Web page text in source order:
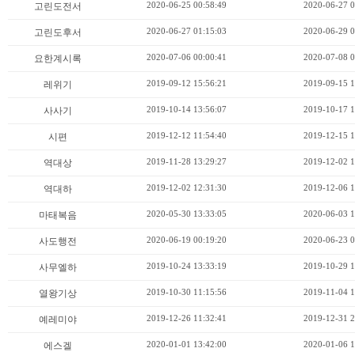
고린도전서 2020-06-25 00:58:49 2020-06-27
고린도후서 2020-06-27 01:15:03 2020-06-29
요한계시록 2020-07-06 00:00:41 2020-07-08
레위기 2019-09-12 15:56:21 2019-09-15
사사기 2019-10-14 13:56:07 2019-10-17
시편 2019-12-12 11:54:40 2019-12-15
역대상 2019-11-28 13:29:27 2019-12-02
역대하 2019-12-02 12:31:30 2019-12-06
마태복음 2020-05-30 13:33:05 2020-06-03
사도행전 2020-06-19 00:19:20 2020-06-23
사무엘하 2019-10-24 13:33:19 2019-10-29
열왕기상 2019-10-30 11:15:56 2019-11-04
예레미야 2019-12-26 11:32:41 2019-12-31
에스겔 2020-01-01 13:42:00 2020-01-06